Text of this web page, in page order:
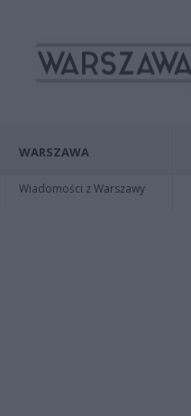
WARSZAWA
Wiadomości z Warszawy